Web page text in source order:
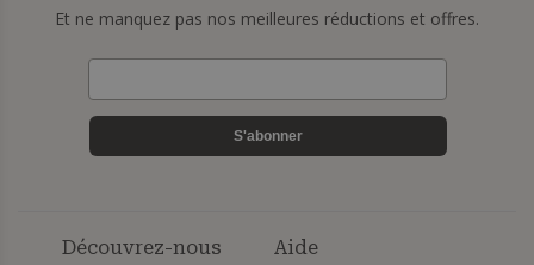
Et ne manquez pas nos meilleures réductions et offres.
S'abonner
Découvrez-nous
Aide